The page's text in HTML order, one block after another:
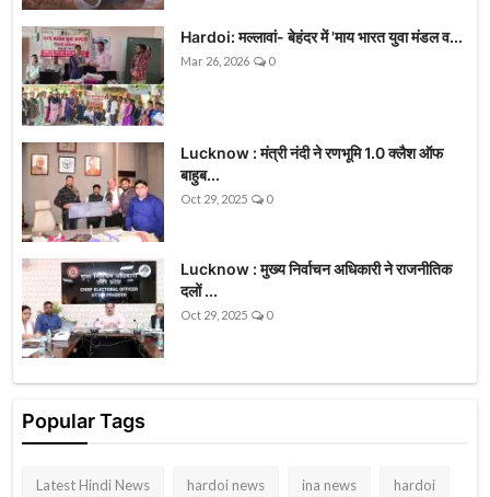
Hardoi: मल्लावां- बेहंदर में 'माय भारत युवा मंडल व...
Mar 26, 2026 0
Lucknow : मंत्री नंदी ने रणभूमि 1.0 क्लैश ऑफ
बाहुब...
Oct 29, 2025 0
Lucknow : मुख्य निर्वाचन अधिकारी ने राजनीतिक
दलों ...
Oct 29, 2025 0
Popular Tags
Latest Hindi News hardoi news ina news hardoi